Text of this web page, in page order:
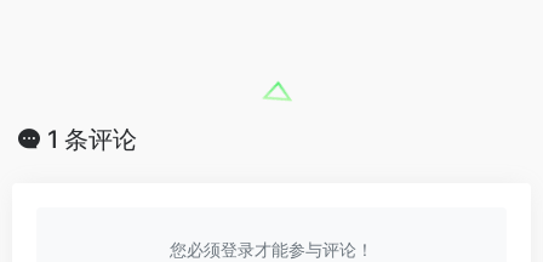
1 条评论
您必须登录才能参与评论！